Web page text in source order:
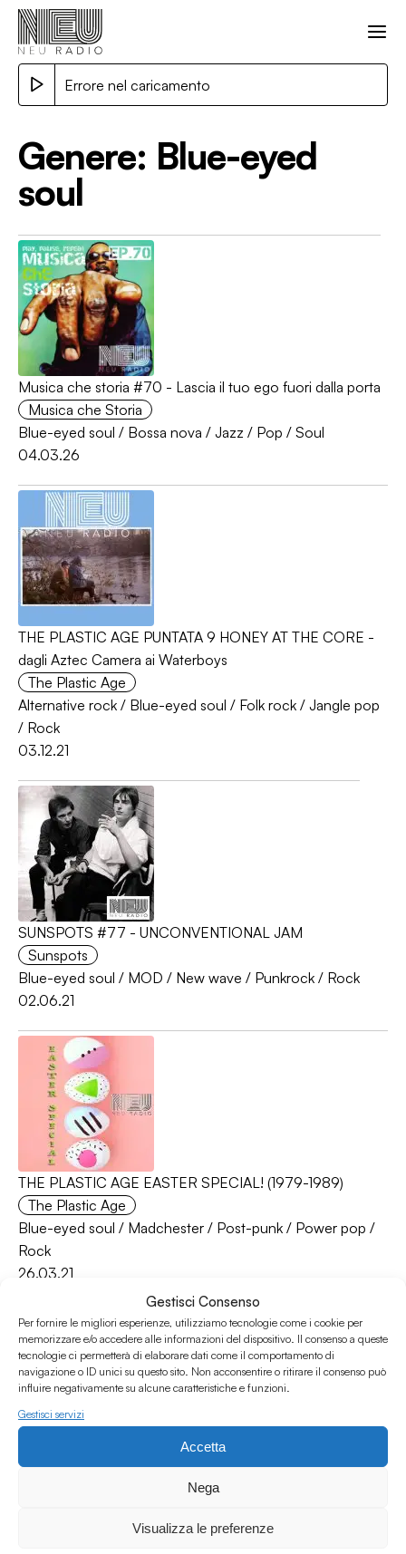
Gestisci Consenso
Per fornire le migliori esperienze, utilizziamo tecnologie come i cookie per
memorizzare e/o accedere alle informazioni del dispositivo. Il consenso a queste
tecnologie ci permetterà di elaborare dati come il comportamento di
navigazione o ID unici su questo sito. Non acconsentire o ritirare il consenso può
influire negativamente su alcune caratteristiche e funzioni.
Gestisci servizi
Accetta
Nega
Visualizza le preferenze
Errore nel caricamento
Genere: Blue-eyed
soul
Musica che storia #70 - Lascia il tuo ego fuori dalla porta
Musica che Storia
Blue-eyed soul / Bossa nova / Jazz / Pop / Soul
04.03.26
THE PLASTIC AGE PUNTATA 9 HONEY AT THE CORE -
dagli Aztec Camera ai Waterboys
The Plastic Age
Alternative rock / Blue-eyed soul / Folk rock / Jangle pop
/ Rock
03.12.21
SUNSPOTS #77 - UNCONVENTIONAL JAM
Sunspots
Blue-eyed soul / MOD / New wave / Punkrock / Rock
02.06.21
THE PLASTIC AGE EASTER SPECIAL! (1979-1989)
The Plastic Age
Blue-eyed soul / Madchester / Post-punk / Power pop /
Rock
26.03.21
Sunspots #50 - CAPPUCCINO KIDS
New wave